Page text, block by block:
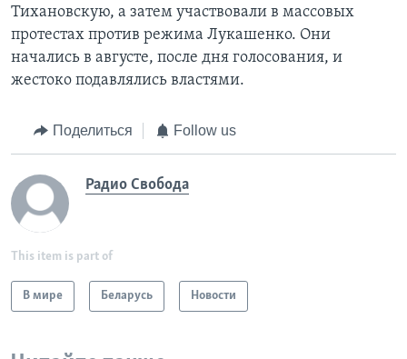
Тихановскую, а затем участвовали в массовых
протестах против режима Лукашенко. Они
начались в августе, после дня голосования, и
жестоко подавлялись властями.
Поделиться Follow us
Радио Свобода
This item is part of
В мире Беларусь Новости